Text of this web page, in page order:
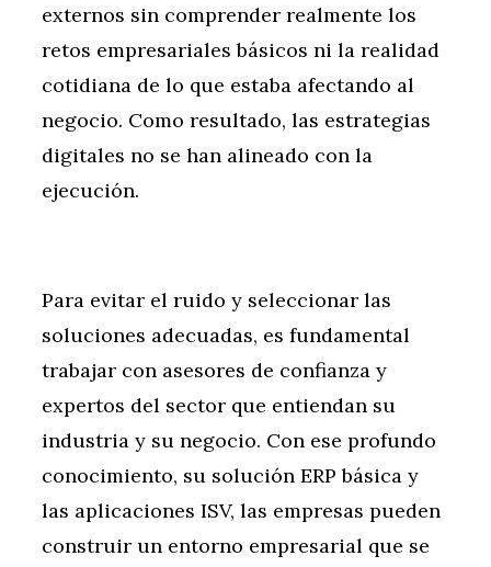
externos sin comprender realmente los
retos empresariales básicos ni la realidad
cotidiana de lo que estaba afectando al
negocio. Como resultado, las estrategias
digitales no se han alineado con la
ejecución.
Para evitar el ruido y seleccionar las
soluciones adecuadas, es fundamental
trabajar con asesores de confianza y
expertos del sector que entiendan su
industria y su negocio. Con ese profundo
conocimiento, su solución ERP básica y
las aplicaciones ISV, las empresas pueden
construir un entorno empresarial que se